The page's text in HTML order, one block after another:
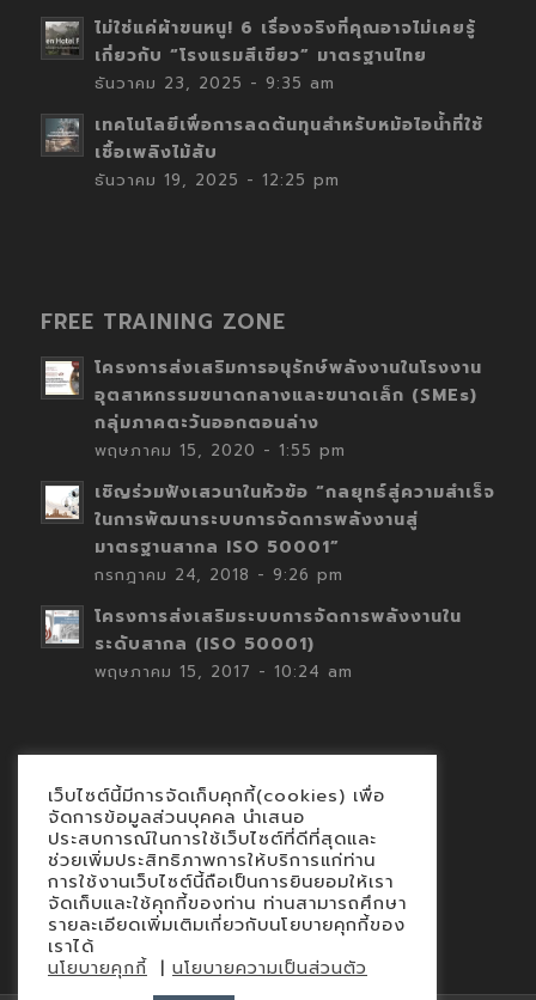
ไม่ใช่แค่ผ้าขนหนู! 6 เรื่องจริงที่คุณอาจไม่เคยรู้
เกี่ยวกับ “โรงแรมสีเขียว” มาตรฐานไทย
ธันวาคม 23, 2025 - 9:35 am
เทคโนโลยีเพื่อการลดต้นทุนสำหรับหม้อไอน้ำที่ใช้
เชื้อเพลิงไม้สับ
ธันวาคม 19, 2025 - 12:25 pm
FREE TRAINING ZONE
โครงการส่งเสริมการอนุรักษ์พลังงานในโรงงาน
อุตสาหกรรมขนาดกลางและขนาดเล็ก (SMEs)
กลุ่มภาคตะวันออกตอนล่าง
พฤษภาคม 15, 2020 - 1:55 pm
เชิญร่วมฟังเสวนาในหัวข้อ “กลยุทธ์สู่ความสำเร็จ
ในการพัฒนาระบบการจัดการพลังงานสู่
มาตรฐานสากล ISO 50001”
กรกฎาคม 24, 2018 - 9:26 pm
โครงการส่งเสริมระบบการจัดการพลังงานใน
ระดับสากล (ISO 50001)
พฤษภาคม 15, 2017 - 10:24 am
Contact
นโยบายคุกกี้
นโยบายข้อมูลส่วนบุคคล
เว็บไซต์นี้มีการจัดเก็บคุกกี้(cookies) เพื่อ
จัดการข้อมูลส่วนบุคคล นำเสนอ
ประสบการณ์ในการใช้เว็บไซต์ที่ดีที่สุดและ
ช่วยเพิ่มประสิทธิภาพการให้บริการแก่ท่าน
การใช้งานเว็บไซต์นี้ถือเป็นการยินยอมให้เรา
จัดเก็บและใช้คุกกี้ของท่าน ท่านสามารถศึกษา
รายละเอียดเพิ่มเติมเกี่ยวกับนโยบายคุกกี้ของ
เราได้
นโยบายคุกกี้ | นโยบายความเป็นส่วนตัว